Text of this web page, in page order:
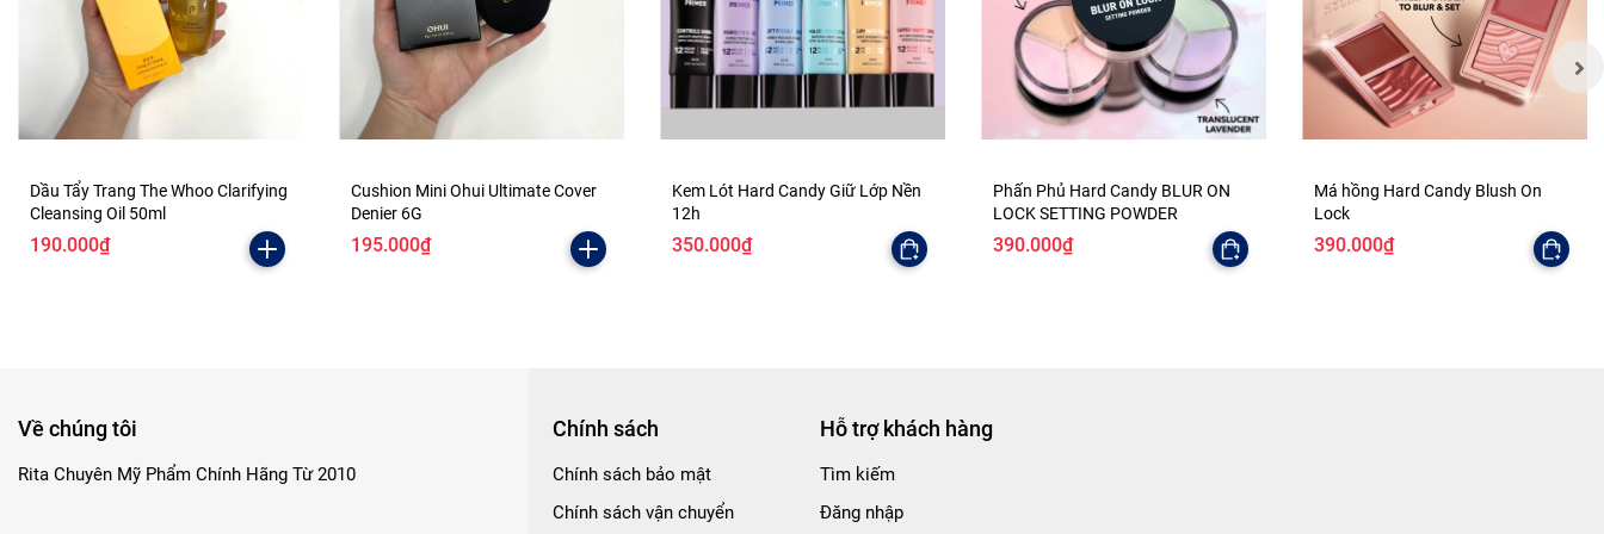
Dầu Tẩy Trang The Whoo Clarifying
Cleansing Oil 50ml
190.000₫
Cushion Mini Ohui Ultimate Cover
Denier 6G
195.000₫
Kem Lót Hard Candy Giữ Lớp Nền
12h
350.000₫
Phấn Phủ Hard Candy BLUR ON
LOCK SETTING POWDER
390.000₫
Má hồng Hard Candy Blush On
Lock
390.000₫
Về chúng tôi
Rita Chuyên Mỹ Phẩm Chính Hãng Từ 2010
Chính sách
Chính sách bảo mật
Chính sách vận chuyển
Hỗ trợ khách hàng
Tìm kiếm
Đăng nhập